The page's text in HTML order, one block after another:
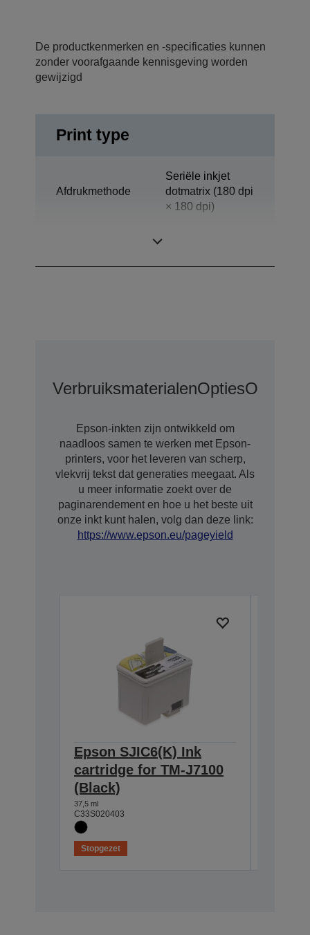
De productkenmerken en -specificaties kunnen
zonder voorafgaande kennisgeving worden
gewijzigd
Print type
Afdrukmethode
Seriële inkjet
dotmatrix (180 dpi
× 180 dpi)
VerbruiksmaterialenOptiesOpties
Epson-inkten zijn ontwikkeld om
naadloos samen te werken met Epson-
printers, voor het leveren van scherp,
vlekvrij tekst dat generaties meegaat. Als
u meer informatie zoekt over de
paginarendement en hoe u het beste uit
onze inkt kunt halen, volg dan deze link:
https://www.epson.eu/pageyield
Epson SJIC6(K) Ink
cartridge for TM-J7100
(Black)
37,5 ml
C33S020403
Stopgezet